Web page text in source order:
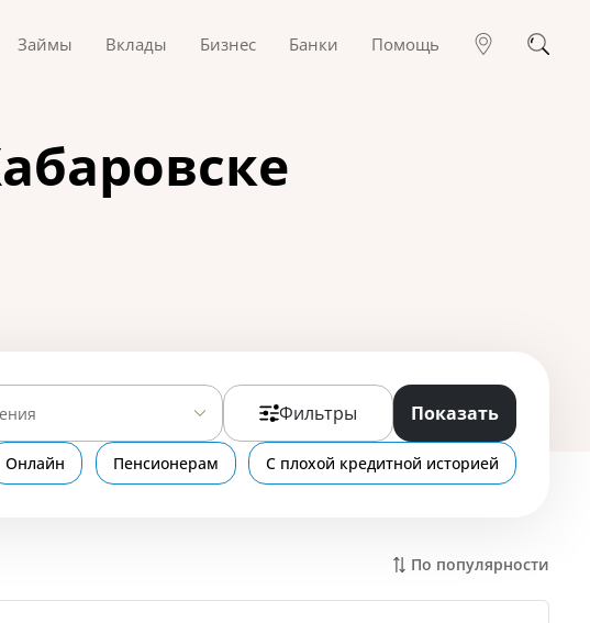
Займы Вклады Бизнес Банки Помощь
Фильтры Показать
Онлайн Пенсионерам С плохой кредитной историей
По популярности